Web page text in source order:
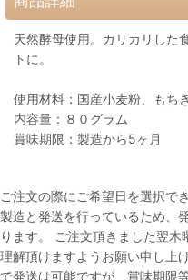
天然酵母使用。カリカリした
トに。
使用材料：国産小麦粉、もち
内容量：８０グラム
賞味期限：製造から5ヶ月
ご注文の際にご希望日を選択で
製造と発送を行っているため、
ります。 ご注文頂きました翌
理解頂けますようお願い申し
で発送は可能ですが、賞味期限